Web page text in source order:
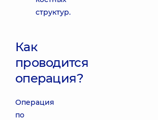
структур.
Как
проводится
операция?
Операция
по